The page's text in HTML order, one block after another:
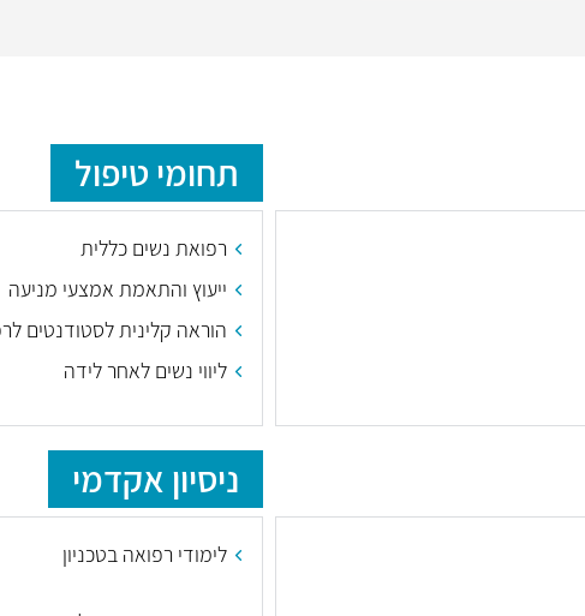
תחומי טיפול
רפואת נשים כללית
ייעוץ והתאמת אמצעי מניעה
הוראה קלינית לסטודנטים
ליווי נשים לאחר לידה
ניסיון אקדמי
לימודי רפואה בטכניון